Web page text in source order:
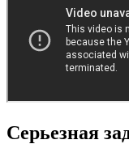
Серьезная